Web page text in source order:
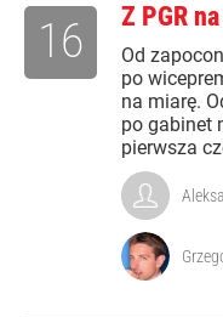
Z PGR
Od
po
na miarę.
po gabinet
pierwsza
16